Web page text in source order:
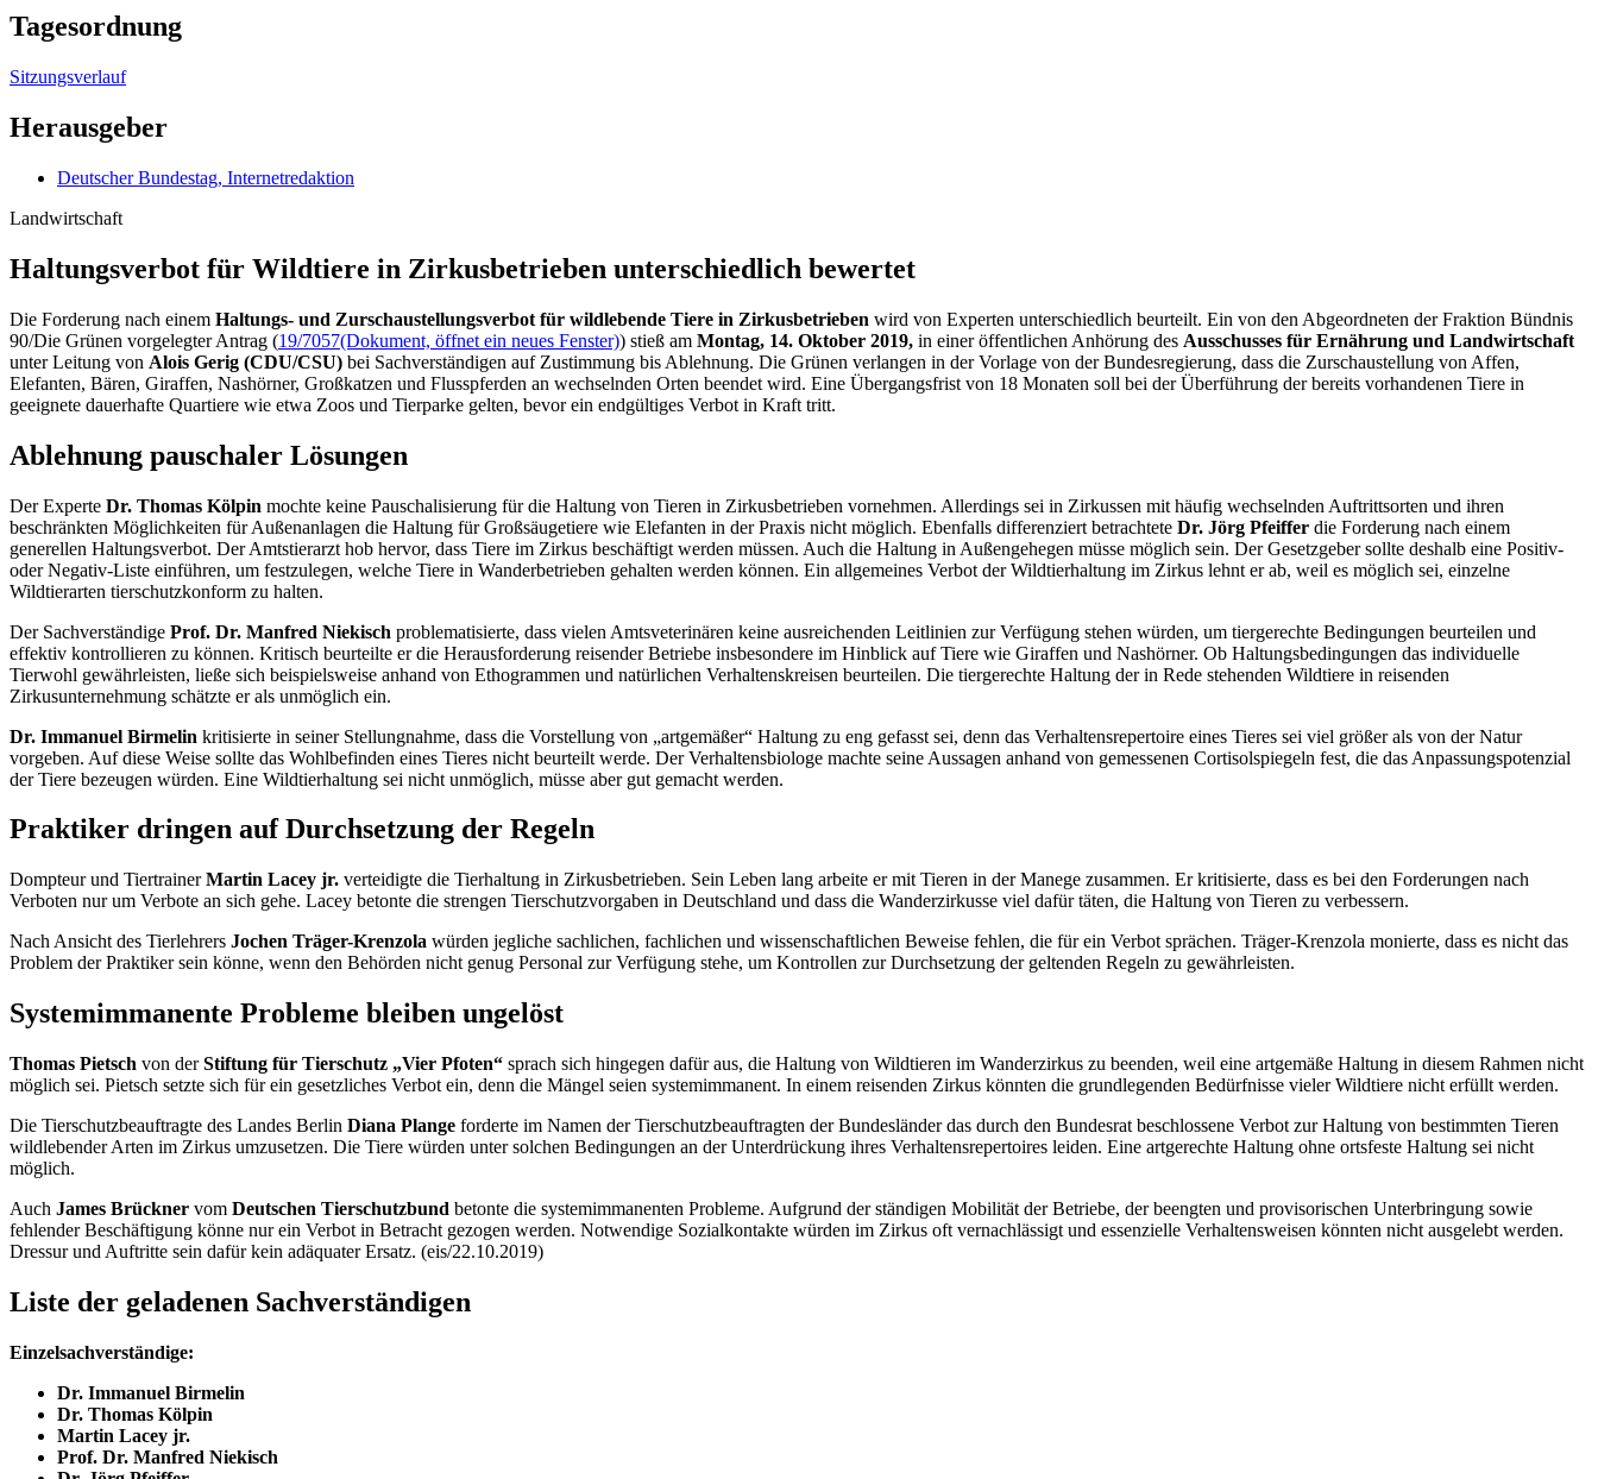
Tagesordnung
Sitzungsverlauf
Herausgeber
Deutscher Bundestag, Internetredaktion
Landwirtschaft
Haltungsverbot für Wild­tiere in Zirkusbetrieben unterschiedlich bewertet
Die Forderung nach einem Haltungs- und Zurschaustellungsverbot für wildlebende Tiere in Zirkusbetrieben wird von Experten unterschiedlich beurteilt. Ein von den Abgeordneten der Fraktion Bündnis
90/Die Grünen vorgelegter Antrag (19/7057(Dokument, öffnet ein neues Fenster)) stieß am Montag, 14. Oktober 2019, in einer öffentlichen Anhörung des Ausschusses für Ernährung und Landwirtschaft
unter Leitung von Alois Gerig (CDU/CSU) bei Sachverständigen auf Zustimmung bis Ablehnung. Die Grünen verlangen in der Vorlage von der Bundesregierung, dass die Zurschaustellung von Affen,
Elefanten, Bären, Giraffen, Nashörner, Großkatzen und Flusspferden an wechselnden Orten beendet wird. Eine Übergangsfrist von 18 Monaten soll bei der Überführung der bereits vorhandenen Tiere in
geeignete dauerhafte Quartiere wie etwa Zoos und Tierparke gelten, bevor ein endgültiges Verbot in Kraft tritt.
Ablehnung pauschaler Lösungen
Der Experte Dr. Thomas Kölpin mochte keine Pauschalisierung für die Haltung von Tieren in Zirkusbetrieben vornehmen. Allerdings sei in Zirkussen mit häufig wechselnden Auftrittsorten und ihren
beschränkten Möglichkeiten für Außenanlagen die Haltung für Großsäugetiere wie Elefanten in der Praxis nicht möglich. Ebenfalls differenziert betrachtete Dr. Jörg Pfeiffer die Forderung nach einem
generellen Haltungsverbot. Der Amtstierarzt hob hervor, dass Tiere im Zirkus beschäftigt werden müssen. Auch die Haltung in Außengehegen müsse möglich sein. Der Gesetzgeber sollte deshalb eine Positiv-
oder Negativ-Liste einführen, um festzulegen, welche Tiere in Wanderbetrieben gehalten werden können. Ein allgemeines Verbot der Wildtierhaltung im Zirkus lehnt er ab, weil es möglich sei, einzelne
Wildtierarten tierschutzkonform zu halten.
Der Sachverständige Prof. Dr. Manfred Niekisch problematisierte, dass vielen Amtsveterinären keine ausreichenden Leitlinien zur Verfügung stehen würden, um tiergerechte Bedingungen beurteilen und
effektiv kontrollieren zu können. Kritisch beurteilte er die Herausforderung reisender Betriebe insbesondere im Hinblick auf Tiere wie Giraffen und Nashörner. Ob Haltungsbedingungen das individuelle
Tierwohl gewährleisten, ließe sich beispielsweise anhand von Ethogrammen und natürlichen Verhaltenskreisen beurteilen. Die tiergerechte Haltung der in Rede stehenden Wildtiere in reisenden
Zirkusunternehmung schätzte er als unmöglich ein.
Dr. Immanuel Birmelin kritisierte in seiner Stellungnahme, dass die Vorstellung von „artgemäßer“ Haltung zu eng gefasst sei, denn das Verhaltensrepertoire eines Tieres sei viel größer als von der Natur
vorgeben. Auf diese Weise sollte das Wohlbefinden eines Tieres nicht beurteilt werde. Der Verhaltensbiologe machte seine Aussagen anhand von gemessenen Cortisolspiegeln fest, die das Anpassungspotenzial
der Tiere bezeugen würden. Eine Wildtierhaltung sei nicht unmöglich, müsse aber gut gemacht werden.
Praktiker dringen auf Durchsetzung der Regeln
Dompteur und TiertrainerMartin Lacey jr. verteidigte die Tierhaltung in Zirkusbetrieben. Sein Leben lang arbeite er mit Tieren in der Manege zusammen. Er kritisierte, dass es bei den Forderungen nach
Verboten nur um Verbote an sich gehe. Lacey betonte die strengen Tierschutzvorgaben in Deutschland und dass die Wanderzirkusse viel dafür täten, die Haltung von Tieren zu verbessern.
Nach Ansicht des Tierlehrers Jochen Träger-Krenzola würden jegliche sachlichen, fachlichen und wissenschaftlichen Beweise fehlen, die für ein Verbot sprächen. Träger-Krenzola monierte, dass es nicht das
Problem der Praktiker sein könne, wenn den Behörden nicht genug Personal zur Verfügung stehe, um Kontrollen zur Durchsetzung der geltenden Regeln zu gewährleisten.
Systemimmanente Probleme bleiben ungelöst
Thomas Pietsch von derStiftung für Tierschutz „Vier Pfoten“ sprach sich hingegen dafür aus, die Haltung von Wildtieren im Wanderzirkus zu beenden, weil eine artgemäße Haltung in diesem Rahmen nicht
möglich sei. Pietsch setzte sich für ein gesetzliches Verbot ein, denn die Mängel seien systemimmanent. In einem reisenden Zirkus könnten die grundlegenden Bedürfnisse vieler Wildtiere nicht erfüllt werden.
Die Tierschutzbeauftragte des Landes Berlin Diana Plange forderte im Namen der Tierschutzbeauftragten der Bundesländer das durch den Bundesrat beschlossene Verbot zur Haltung von bestimmten Tieren
wildlebender Arten im Zirkus umzusetzen. Die Tiere würden unter solchen Bedingungen an der Unterdrückung ihres Verhaltensrepertoires leiden. Eine artgerechte Haltung ohne ortsfeste Haltung sei nicht
möglich.
Auch James Brückner vom Deutschen Tierschutzbund betonte die systemimmanenten Probleme. Aufgrund der ständigen Mobilität der Betriebe, der beengten und provisorischen Unterbringung sowie
fehlender Beschäftigung könne nur ein Verbot in Betracht gezogen werden. Notwendige Sozialkontakte würden im Zirkus oft vernachlässigt und essenzielle Verhaltensweisen könnten nicht ausgelebt werden.
Dressur und Auftritte sein dafür kein adäquater Ersatz. (eis/22.10.2019)
Liste der geladenen Sachverständigen
Einzelsachverständige:
Dr. Immanuel Birmelin
Dr. Thomas Kölpin
Martin Lacey jr.
Prof. Dr. Manfred Niekisch